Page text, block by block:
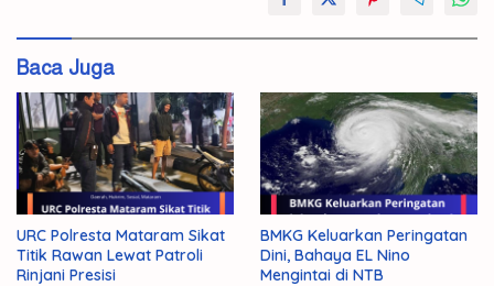
Baca Juga
URC Polresta Mataram Sikat
Titik Rawan Lewat Patroli
Rinjani Presisi
BMKG Keluarkan Peringatan
Dini, Bahaya EL Nino
Mengintai di NTB